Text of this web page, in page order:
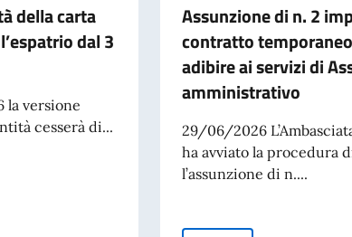
della carta
dal 3
la versione
cesserà di...
carta d’identità cartacea per l’espatrio dal 3 agosto
Assunzione di n. 2
contratto
adibire ai servizi di
amministrativo
29/06/2026
ha avviato la procedura
l’assunzione di n....